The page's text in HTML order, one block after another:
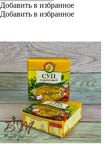
Добавить в избранное
Добавить в избранное